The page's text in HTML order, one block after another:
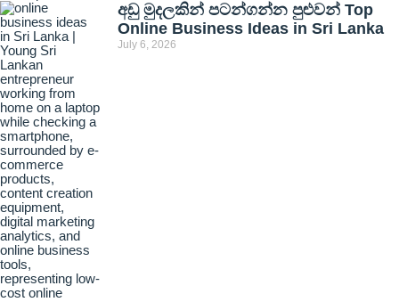
අඩු මුදලකින් පටන්ගන්න පුළුවන් Top
Online Business Ideas in Sri Lanka
July 6, 2026